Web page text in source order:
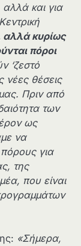
και για
αλλά κυρίως
πόροι
‘ζεστό
νέες θέσεις
Πριν από
των
ως
να
για
της
που είναι
«Σήμερα,